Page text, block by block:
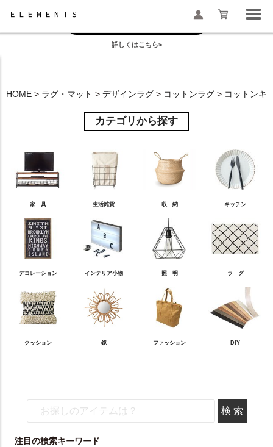
お盆の模様替えは今がおすすめ！
詳しくはこちら>
HOME ラグ・マット デザインラグ コットンラグ コットンキ
カテゴリから探す
家 具 生活雑貨 収 納 キッチン
デコレーション インテリア小物 照 明 ラ グ
クッション 鏡 ファッション DIY
注目の検索キーワード